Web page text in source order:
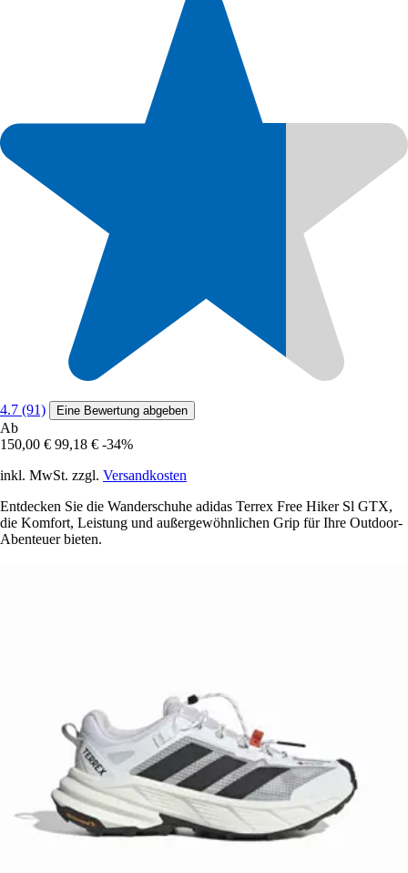
4.7 (91) Eine Bewertung abgeben
Ab
150,00 € 99,18 € -34%
inkl. MwSt. zzgl. Versandkosten
Entdecken Sie die Wanderschuhe adidas Terrex Free Hiker Sl GTX,
die Komfort, Leistung und außergewöhnlichen Grip für Ihre Outdoor-
Abenteuer bieten.